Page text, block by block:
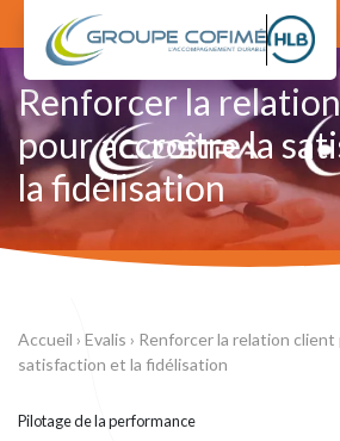
Renforcer la
pour accroître la
la fidélisation
Accueil › Evalis › Renforcer la relation client
satisfaction et la fidélisation
Pilotage de la performance